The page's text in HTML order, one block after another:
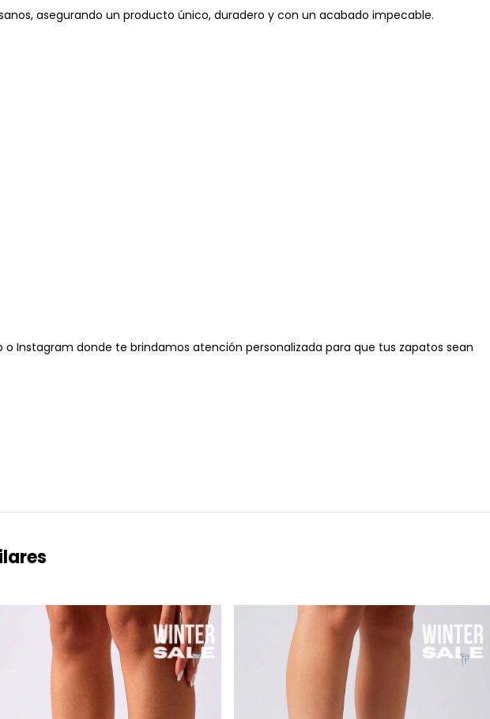
asegurando un producto único, duradero y con un acabado impecable.
Instagram donde te brindamos atención personalizada para que tus zapatos sean